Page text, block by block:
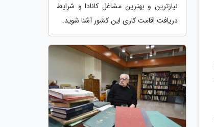
نیازترین و بهترین مشاغل کانادا و شرایط
دریافت اقامت کاری این کشور آشنا شوید.